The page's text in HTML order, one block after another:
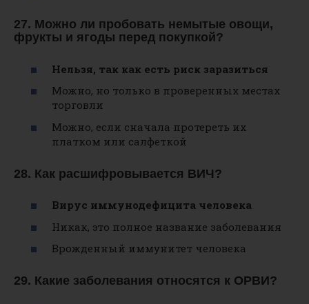
27. Можно ли пробовать немытые овощи,
фрукты и ягоды перед покупкой?
Нельзя, так как есть риск заразиться
Можно, но только в проверенных местах
торговли
Можно, если сначала протереть их
платком или салфеткой
28. Как расшифровывается ВИЧ?
Вирус иммунодефицита человека
Никак, это полное название заболевания
Врожденный иммунитет человека
29. Какие заболевания относятся к ОРВИ?